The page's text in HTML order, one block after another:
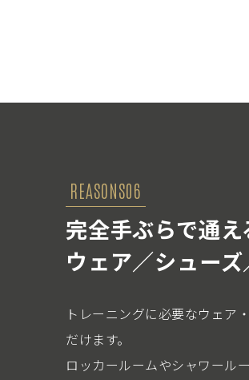
REASONS06
完全手ぶらで通
ウェア／シュー
トレーニングに必要なウェア
だけます。
ロッカールームやシャワール